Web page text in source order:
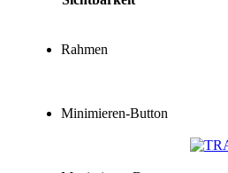
Rahmen
Minimieren-Button